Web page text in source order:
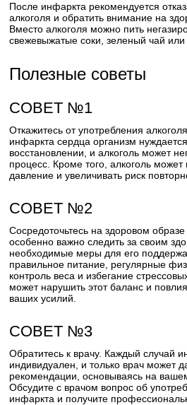
После инфаркта рекомендуется
алкоголя и обратить внимание на
Вместо алкоголя можно пить
свежевыжатые соки, зеленый чай или
Полезные советы
СОВЕТ №1
Откажитесь от употребления
инфаркта сердца организм
восстановлении, и алкоголь может
процесс. Кроме того, алкоголь
давление и увеличивать риск
СОВЕТ №2
Сосредоточьтесь на здоровом
особенно важно следить за своим
необходимые меры для его
правильное питание, регулярные
контроль веса и избегание
может нарушить этот баланс и
ваших усилий.
СОВЕТ №3
Обратитесь к врачу. Каждый случай
индивидуален, и только врач может
рекомендации, основываясь на
Обсудите с врачом вопрос об
инфаркта и получите